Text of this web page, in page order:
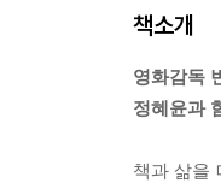
책소개
영화감독
정혜윤과
책과 삶을